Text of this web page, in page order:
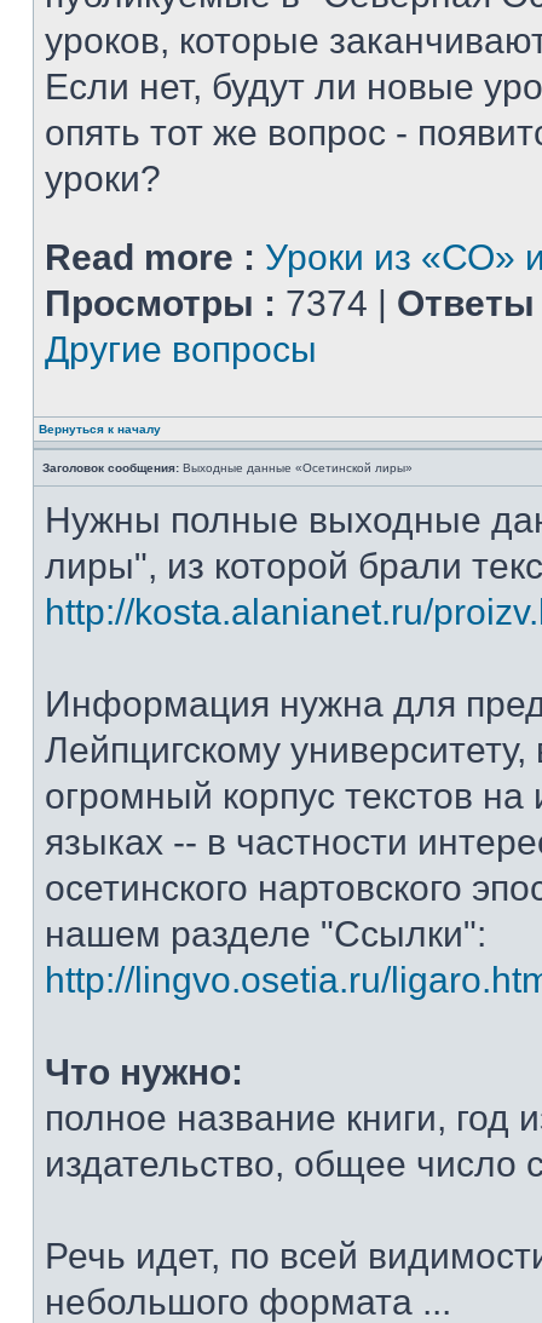
уроков, которые
Если нет, будут ли новые
опять тот же вопрос -
уроки?
Read more : Уроки из «СО»
Просмотры : 7374 | Ответы
Другие вопросы
Вернуться к началу
Заголовок сообщения: Выходные данные «Осетинской лиры»
Нужны полные выходные
лиры", из которой брали
http://kosta.alanianet.ru/
Информация нужна для
Лейпцигскому
огромный корпус текстов на
языках -- в частности
осетинского нартовского
нашем разделе "Ссылки":
http://lingvo.osetia.ru/
Что нужно:
полное название книги, год
издательство, общее число
Речь идет, по всей
небольшого формата ...